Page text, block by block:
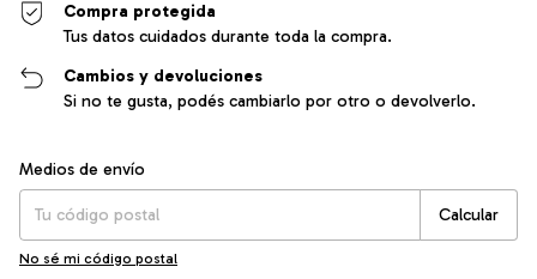
Compra protegida
Tus datos cuidados durante toda la compra.
Cambios y devoluciones
Si no te gusta, podés cambiarlo por otro o devolverlo.
Entregas para el CP:
Medios de envío
Calcular
No sé mi código postal